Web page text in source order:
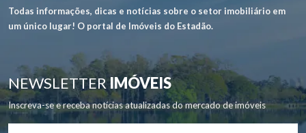
Todas informações, dicas e notícias sobre o setor imobiliário em
um único lugar! O portal de Imóveis do Estadão.
NEWSLETTERIMÓVEIS
Inscreva-se e receba notícias atualizadas do mercado de imóveis